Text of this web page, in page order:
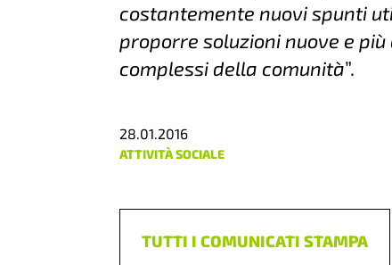
costantemente nuovi spunti
proporre soluzioni nuove e
complessi della comunità”.
28.01.2016
ATTIVITÀ SOCIALE
TUTTI I COMUNICATI STAMPA